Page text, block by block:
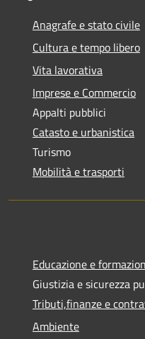
Anagrafe e stato civile
Cultura e tempo libero
Vita lavorativa
Imprese e Commercio
Appalti pubblici
Catasto e urbanistica
Turismo
Mobilità e trasporti
Educazione e
Giustizia e sicurezza
Tributi,finanze e
Ambiente